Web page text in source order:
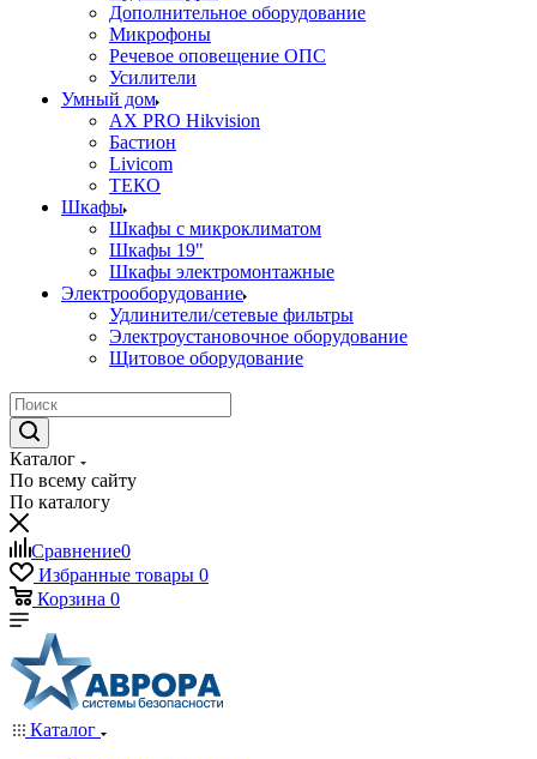
Дополнительное оборудование
Микрофоны
Речевое оповещение ОПС
Усилители
Умный дом
AX PRO Hikvision
Бастион
Livicom
ТЕКО
Шкафы
Шкафы с микроклиматом
Шкафы 19"
Шкафы электромонтажные
Электрооборудование
Удлинители/сетевые фильтры
Электроустановочное оборудование
Щитовое оборудование
Каталог
По всему сайту
По каталогу
Сравнение0
Избранные товары 0
Корзина 0
Каталог